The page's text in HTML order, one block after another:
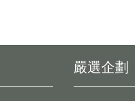
嚴選企劃